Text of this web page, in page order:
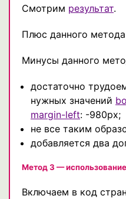
Смотрим результат.
Плюс данного
Минусы данного
достаточно
нужных значений
margin-left: -980px;
не все таким
добавляется два
Метод 3 —
Включаем в код